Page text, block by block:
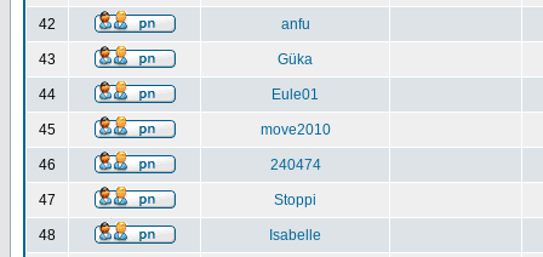
42 anfu
43 Güka
44 Eule01
45 move2010
46 240474
47 Stoppi
48 Isabelle